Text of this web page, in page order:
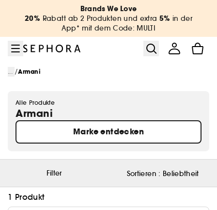
Brands We Love
20% Rabatt ab 2 Produkten und extra 5% in der
App* mit dem Code: MULTI
... /Armani
Alle Produkte
Armani
Marke entdecken
Filter Sortieren : Beliebtheit
1 Produkt